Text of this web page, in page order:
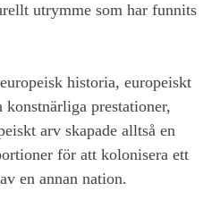
utrymme som har funnits
historia, europeiskt
prestationer,
arv skapade alltså en
för att kolonisera ett
en annan nation.